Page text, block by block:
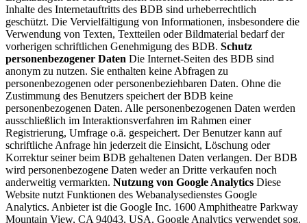
Inhalte des Internetauftritts des BDB sind urheberrechtlich
geschützt. Die Vervielfältigung von Informationen, insbesondere die
Verwendung von Texten, Textteilen oder Bildmaterial bedarf der
vorherigen schriftlichen Genehmigung des BDB. Schutz
personenbezogener Daten Die Internet-Seiten des BDB sind
anonym zu nutzen. Sie enthalten keine Abfragen zu
personenbezogenen oder personenbeziehbaren Daten. Ohne die
Zustimmung des Benutzers speichert der BDB keine
personenbezogenen Daten. Alle personenbezogenen Daten werden
ausschließlich im Interaktionsverfahren im Rahmen einer
Registrierung, Umfrage o.ä. gespeichert. Der Benutzer kann auf
schriftliche Anfrage hin jederzeit die Einsicht, Löschung oder
Korrektur seiner beim BDB gehaltenen Daten verlangen. Der BDB
wird personenbezogene Daten weder an Dritte verkaufen noch
anderweitig vermarkten. Nutzung von Google Analytics Diese
Website nutzt Funktionen des Webanalysedienstes Google
Analytics. Anbieter ist die Google Inc. 1600 Amphitheatre Parkway
Mountain View, CA 94043, USA. Google Analytics verwendet sog.